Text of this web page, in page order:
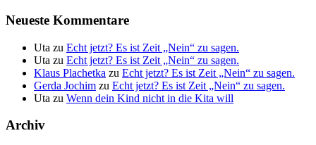
Neueste Kommentare
Uta zu Echt jetzt? Es ist Zeit „Nein“ zu sagen.
Uta zu Echt jetzt? Es ist Zeit „Nein“ zu sagen.
Klaus Plachetka zu Echt jetzt? Es ist Zeit „Nein“ zu sagen.
Gerda Jochim zu Echt jetzt? Es ist Zeit „Nein“ zu sagen.
Uta zu Wenn dein Kind nicht in die Kita will
Archiv